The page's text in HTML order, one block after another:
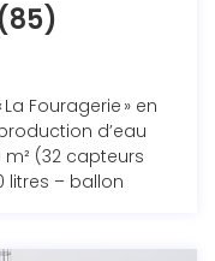
(85)
Fouragerie » en
d’eau
m² (32 capteurs
litres – ballon